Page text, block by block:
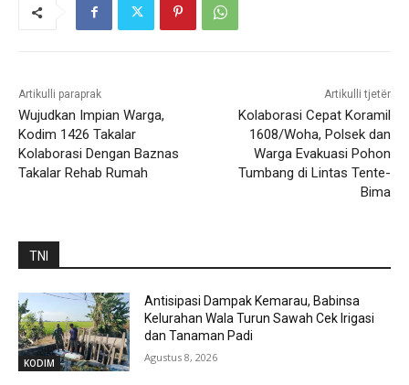
Artikulli paraprak
Wujudkan Impian Warga,
Kodim 1426 Takalar
Kolaborasi Dengan Baznas
Takalar Rehab Rumah
Artikulli tjetër
Kolaborasi Cepat Koramil
1608/Woha, Polsek dan
Warga Evakuasi Pohon
Tumbang di Lintas Tente-
Bima
TNI
KODIM
Antisipasi Dampak Kemarau, Babinsa
Kelurahan Wala Turun Sawah Cek Irigasi
dan Tanaman Padi
Agustus 8, 2026